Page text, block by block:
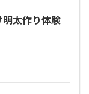
太作り体験